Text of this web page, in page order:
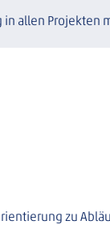
in allen Projekten
zu